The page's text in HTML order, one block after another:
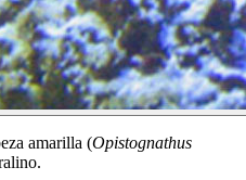
amarilla (Opistognathus